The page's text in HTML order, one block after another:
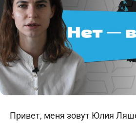
Привет, меня зовут Юлия